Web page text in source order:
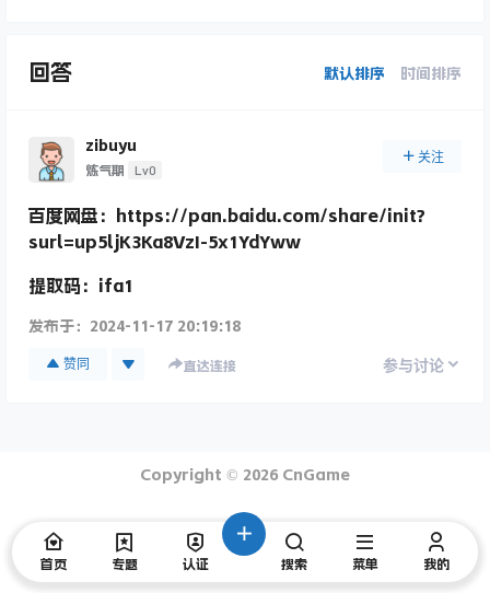
回答 默认排序 时间排序
zibuyu
炼气期 Lv0
关注
百度网盘：https://pan.baidu.com/share/init?
surl=up5ljK3Ka8VzI-5x1YdYww
提取码：ifa1
发布于： 2024-11-17 20:19:18
赞同 直达连接 参与讨论
Copyright © 2026 CnGame
首页 专题 认证 搜索 菜单 我的